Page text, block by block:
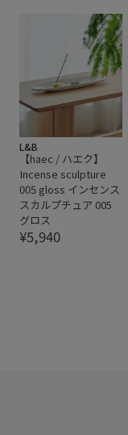
L&B
【haec / ハエク】
Incense sculpture
005 gloss インセンス
スカルプチュア 005
グロス
¥5,940